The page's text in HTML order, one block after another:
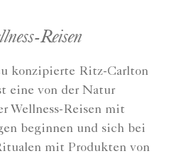
Reisen
konzipierte Ritz-Carlton
eine von der Natur
Wellness-Reisen mit
beginnen und sich bei
mit Produkten von